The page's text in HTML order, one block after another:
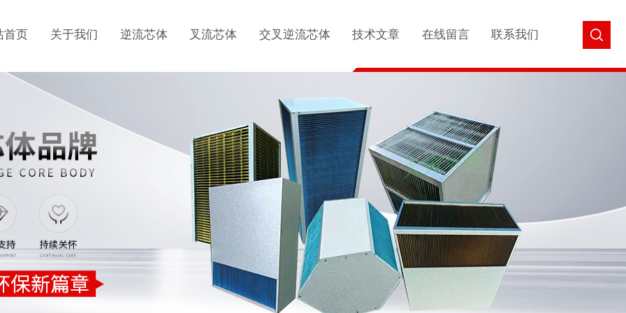
首页 关于我们 逆流芯体 叉流芯体 交叉逆流芯体 技术文章 在线留言 联系我们